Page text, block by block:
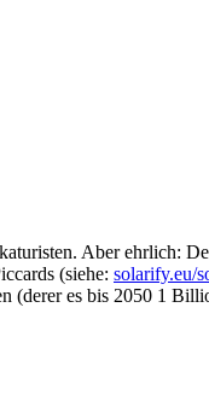
Aber ehrlich:
(siehe: solarify.eu/
es bis 2050 1